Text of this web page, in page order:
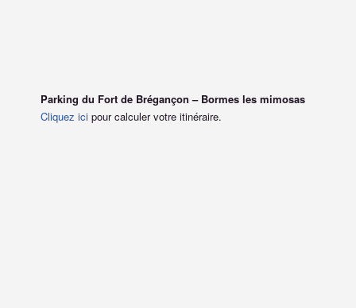
Parking du Fort de Brégançon – Bormes les mimosas
Cliquez ici pour calculer votre itinéraire.